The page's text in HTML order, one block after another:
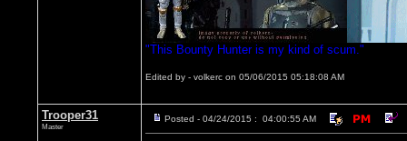
"This Bounty Hunter is my kind of scum."
Edited by - volkerc on 05/06/2015 05:18:08 AM
Trooper31
Master
Posted - 04/24/2015 : 04:00:55 AM